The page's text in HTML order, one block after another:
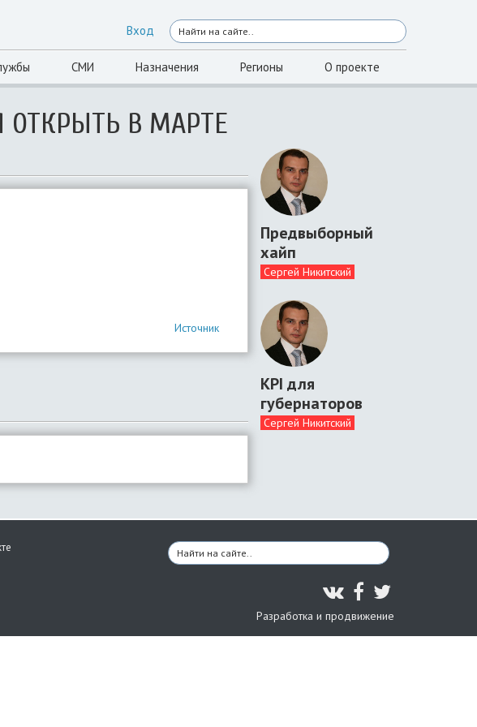
Вход
СМИ Назначения Регионы О проекте
ОТКРЫТЬ В МАРТЕ
Источник
Предвыборный
хайп
Сергей Никитский
KPI для
губернаторов
Сергей Никитский
Разработка и продвижение